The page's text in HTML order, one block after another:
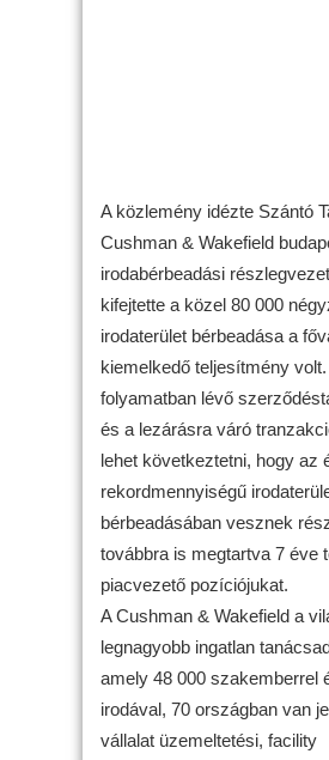
A közlemény idézte Szántó
Cushman & Wakefield
irodabérbeadási
kifejtette a közel 80 000
irodaterület bérbeadása a
kiemelkedő teljesítmény volt.
folyamatban lévő
és a lezárásra váró
lehet következtetni, hogy az
rekordmennyiségű
bérbeadásában vesznek
továbbra is megtartva 7 éve
piacvezető pozíciójukat.
A Cushman & Wakefield a
legnagyobb ingatlan
amely 48 000 szakemberrel
irodával, 70 országban van
vállalat üzemeltetési, facility